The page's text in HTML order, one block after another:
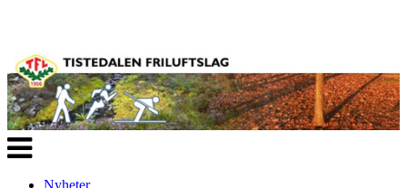
Veksle
navigasjon